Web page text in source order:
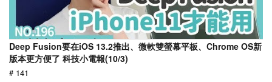
Deep Fusion要在iOS 13.2推出、微軟雙螢幕平板、Chrome OS新
版本更方便了 科技小電報(10/3)
# 141